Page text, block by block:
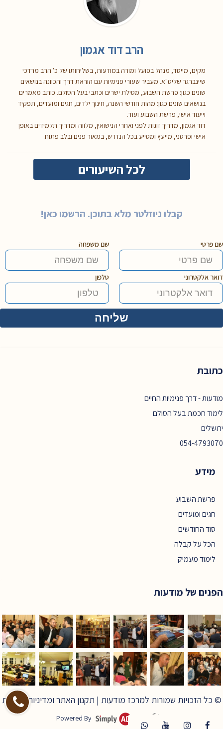
הרב דוד אגמון
מקים, מייסד, מנהל בפועל ומורה במודעות, בשליחותו של כ' הרב מרדכי
שיינברגר שליט"א. מעביר שעורי פנימיות עם הוראת דרך והכוונה בנושאים
שונים כגון: פרשת השבוע, מסילת ישרים וכתבי בעל הסולם. כותב מאמרים
בנושאים שונים כגון: מהות חודשי השנה, חינוך ילדים, חגים ומועדים, תפקיד
וייעוד אישי, פרשת השבוע ועוד.
דוד אגמון, מדריך זוגות לפני ואחרי הנישואין, מלווה ומדריך תלמידים באופן
אישי ופרטני, מייעץ ומסייע בכל הנדרש, במאור פנים ובלב פתוח.
לכל השיעורים
קבלו ניוזלטר מלא בתוכן. הרשמו כאן!
שם פרטי שם משפחה
דואר אלקטרוני טלפון
כתובת
מודעות - דרך פנימיות החיים
לימוד חכמת בעל הסולם
ירושלים
054-4793070
מידע
פרשת השבוע
חגים ומועדים
סוד החודשים
הכל על קבלה
לימוד מעמיק
הפנים של מודעות
© כל הזכויות שמורות למרכז מודעות | תקנון האתר ומדיניות פרטיות
Powered By